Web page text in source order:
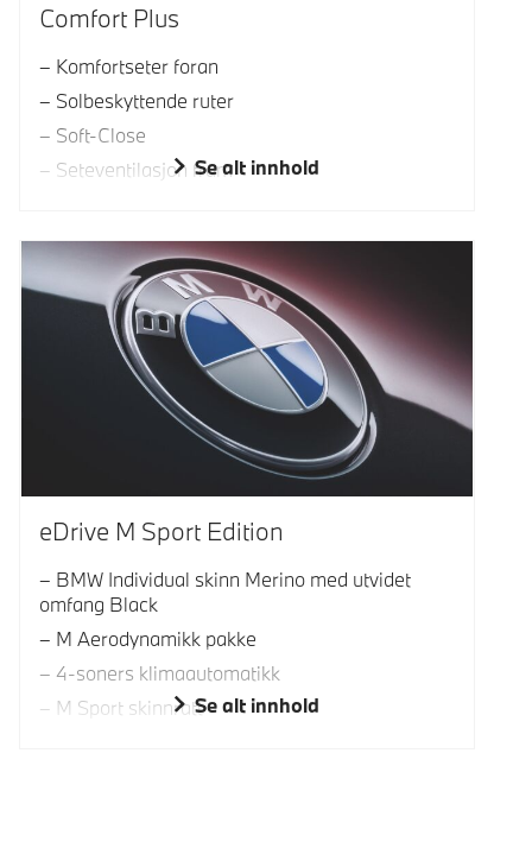
Comfort Plus
Komfortseter foran
Solbeskyttende ruter
Soft-Close
Seteventilasjon framSe alt innhold
eDrive M Sport Edition
BMW Individual skinn Merino med utvidet
omfang Black
M Aerodynamikk pakke
4-soners klimaautomatikk
M Sport skinnrattSe alt innhold